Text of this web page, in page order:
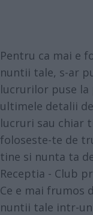
Pentru ca mai e
nuntii tale, s-ar
lucrurilor puse la
ultimele detalii
lucruri sau chiar
foloseste-te de
tine si nunta ta
Receptia - Club
Ce e mai frumos
nuntii tale intr-